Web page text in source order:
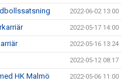
2022-06-02 13:00
2022-05-17 14:00
2022-05-16 13:24
2022-05-12 08:17
HK Malmö 2022-05-06 11:00